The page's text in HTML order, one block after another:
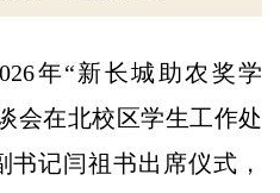
年“新长城助农奖学
会在北校区学生工作处
记闫祖书出席仪式，